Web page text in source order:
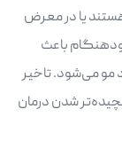
یا در معرض
زودهنگام باعث
مو می‌شود. تاخیر
شدن درمان